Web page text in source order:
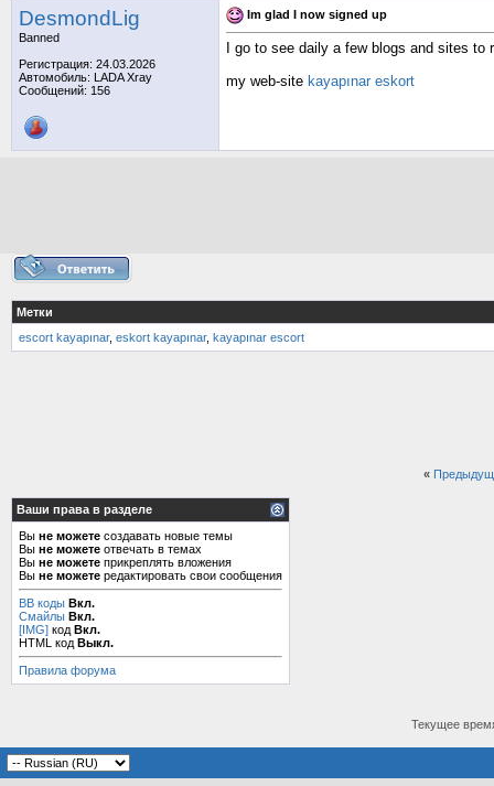
DesmondLig
Banned
Регистрация: 24.03.2026
Автомобиль: LADA Xray
Сообщений: 156
Im glad I now signed up
I go to see daily a few blogs and sites
my web-site kayapınar eskort
Метки
escort kayapınar, eskort kayapınar, kayapınar escort
«
Ваши права в разделе
Вы не можете создавать новые темы
Вы не можете отвечать в темах
Вы не можете прикреплять вложения
Вы не можете редактировать свои сообщения
BB коды Вкл.
Смайлы Вкл.
[IMG] код Вкл.
HTML код Выкл.
Правила форума
Текущее